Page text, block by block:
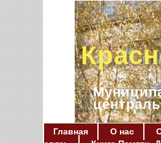
Главная О нас